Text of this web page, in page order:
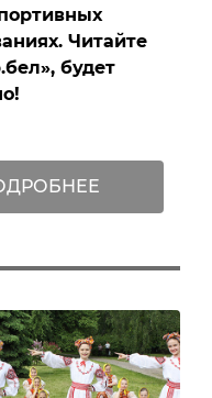
Читайте
будет